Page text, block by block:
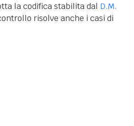
la codifica stabilita dal D.M.
risolve anche i casi di